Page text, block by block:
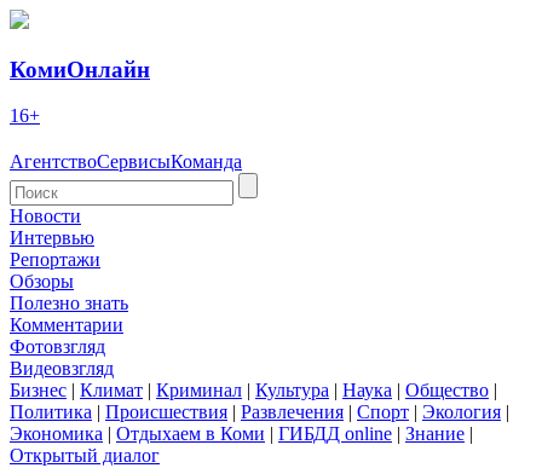
КомиОнлайн
16+
АгентствоСервисыКоманда
Новости
Интервью
Репортажи
Обзоры
Полезно знать
Комментарии
Фотовзгляд
Видеовзгляд
Бизнес | Климат | Криминал | Культура | Наука | Общество |
Политика | Происшествия | Развлечения | Спорт | Экология |
Экономика | Отдыхаем в Коми | ГИБДД online | Знание |
Открытый диалог